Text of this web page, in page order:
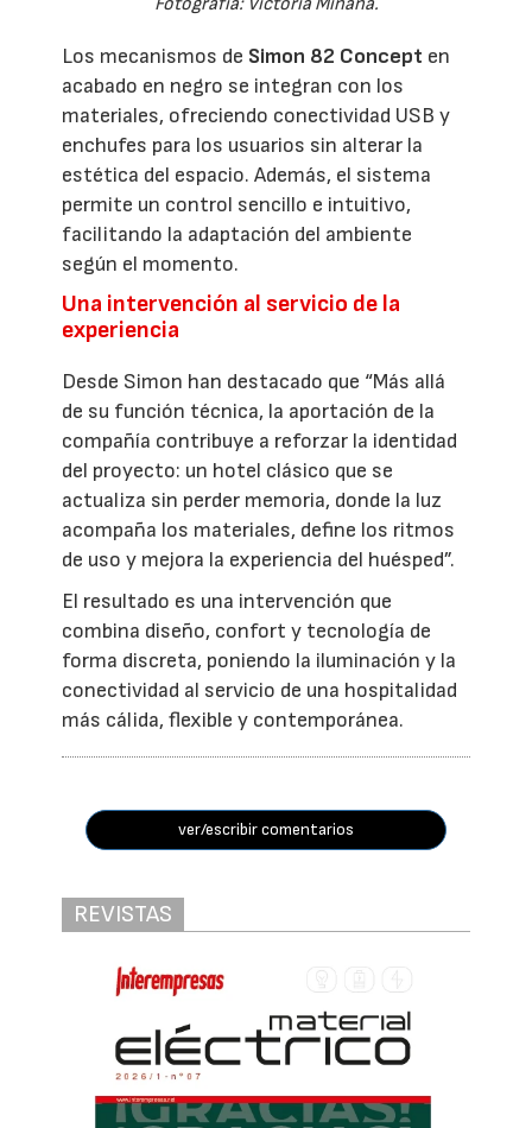
Fotografía: Victoria Miñana.
Los mecanismos de Simon 82 Concept en
acabado en negro se integran con los
materiales, ofreciendo conectividad USB y
enchufes para los usuarios sin alterar la
estética del espacio. Además, el sistema
permite un control sencillo e intuitivo,
facilitando la adaptación del ambiente
según el momento.
Una intervención al servicio de la
experiencia
Desde Simon han destacado que “Más allá
de su función técnica, la aportación de la
compañía contribuye a reforzar la identidad
del proyecto: un hotel clásico que se
actualiza sin perder memoria, donde la luz
acompaña los materiales, define los ritmos
de uso y mejora la experiencia del huésped”.
El resultado es una intervención que
combina diseño, confort y tecnología de
forma discreta, poniendo la iluminación y la
conectividad al servicio de una hospitalidad
más cálida, flexible y contemporánea.
ver/escribir comentarios
REVISTAS